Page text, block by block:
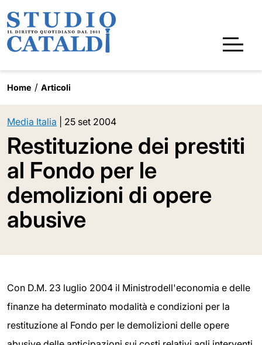
Home Articoli
Media Italia 25 set 2004
Restituzione dei prestiti
al Fondo per le
demolizioni di opere
abusive
Con D.M. 23 luglio 2004 il Ministrodell'economia e delle
finanze ha determinato modalità e condizioni per la
restituzione al Fondo per le demolizioni delle opere